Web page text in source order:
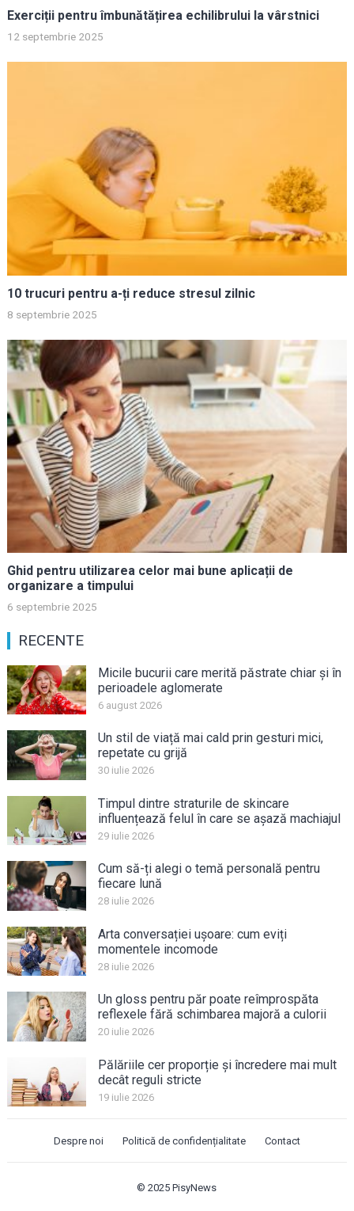
Exerciții pentru îmbunătățirea echilibrului la vârstnici
12 septembrie 2025
10 trucuri pentru a-ți reduce stresul zilnic
8 septembrie 2025
Ghid pentru utilizarea celor mai bune aplicații de
organizare a timpului
6 septembrie 2025
RECENTE
Micile bucurii care merită păstrate chiar și în
perioadele aglomerate
6 august 2026
Un stil de viață mai cald prin gesturi mici,
repetate cu grijă
30 iulie 2026
Timpul dintre straturile de skincare
influențează felul în care se așază machiajul
29 iulie 2026
Cum să-ți alegi o temă personală pentru
fiecare lună
28 iulie 2026
Arta conversației ușoare: cum eviți
momentele incomode
28 iulie 2026
Un gloss pentru păr poate reîmprospăta
reflexele fără schimbarea majoră a culorii
20 iulie 2026
Pălăriile cer proporție și încredere mai mult
decât reguli stricte
19 iulie 2026
Despre noi Politică de confidențialitate Contact
© 2025PisyNews